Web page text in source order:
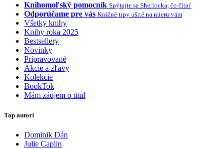
Knihomoľský pomocník Spýtajte sa Sherlocka, čo čítať
Odporúčame pre vás Knižné tipy ušité na mieru vám
Všetky knihy
Knihy roka 2025
Bestsellery
Novinky
Pripravované
Akcie a zľavy
Kolekcie
BookTok
Mám záujem o titul
Top autori
Dominik Dán
Julie Caplin